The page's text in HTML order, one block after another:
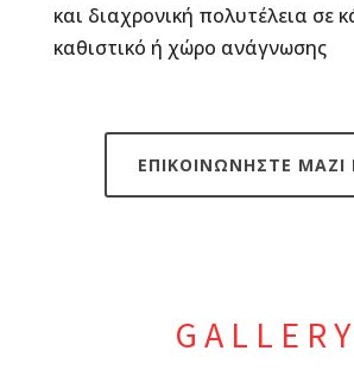
και διαχρονική πολυτέλεια σε
καθιστικό ή χώρο ανάγνωσης
ΕΠΙΚΟΙΝΩΝΗΣΤΕ ΜΑΖΙ
GALLERY